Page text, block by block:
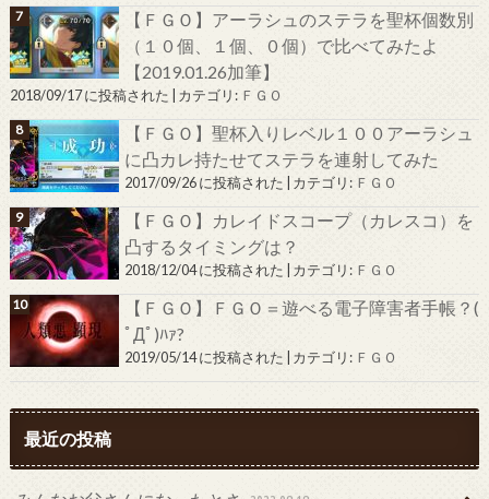
【ＦＧＯ】アーラシュのステラを聖杯個数別
（１０個、１個、０個）で比べてみたよ
【2019.01.26加筆】
2018/09/17 に投稿された カテゴリ: ＦＧＯ
【ＦＧＯ】聖杯入りレベル１００アーラシュ
に凸カレ持たせてステラを連射してみた
2017/09/26 に投稿された カテゴリ: ＦＧＯ
【ＦＧＯ】カレイドスコープ（カレスコ）を
凸するタイミングは？
2018/12/04 に投稿された カテゴリ: ＦＧＯ
【ＦＧＯ】ＦＧＯ＝遊べる電子障害者手帳？(
ﾟДﾟ)ﾊｧ?
2019/05/14 に投稿された カテゴリ: ＦＧＯ
最近の投稿